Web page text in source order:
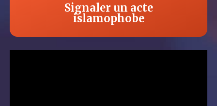
Signaler un acte
islamophobe